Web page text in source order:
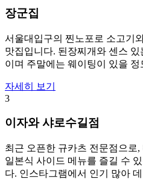
장군집
서울대입구의 찐노포로 소고기
맛집입니다. 된장찌개와 센스
이며 주말에는 웨이팅이 있을
자세히 보기
3
이자와 샤로수길점
최근 오픈한 규카츠 전문점으로
일본식 사이드 메뉴를 즐길 수
다. 인스타그램에서 인기 많아